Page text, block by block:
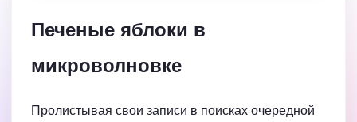
Печеные яблоки в
микроволновке
Пролистывая свои записи в поисках очередной